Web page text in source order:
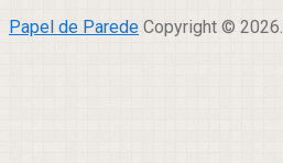
Papel de Parede Copyright © 2026.